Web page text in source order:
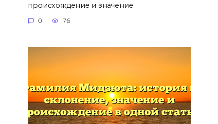
происхождение и значение
0 76